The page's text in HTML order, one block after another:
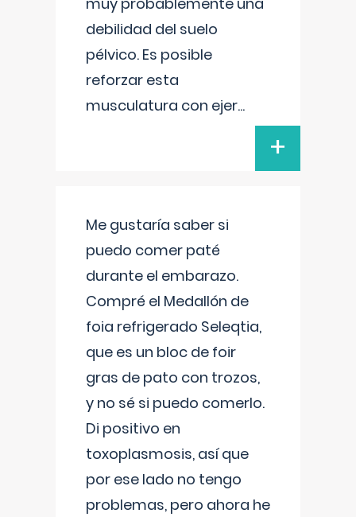
debilidad del suelo
pélvico. Es posible
reforzar esta
musculatura con ejer...
+
Me gustaría saber si
puedo comer paté
durante el embarazo.
Compré el Medallón de
foia refrigerado Seleqtia,
que es un bloc de foir
gras de pato con trozos,
y no sé si puedo comerlo.
Di positivo en
toxoplasmosis, así que
por ese lado no tengo
problemas, pero ahora he